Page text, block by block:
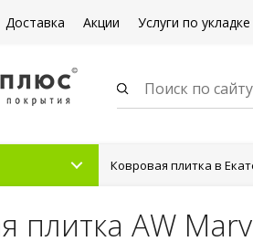
Доставка Акции Услуги по укладке
Ковровая плитка в
плитка AW